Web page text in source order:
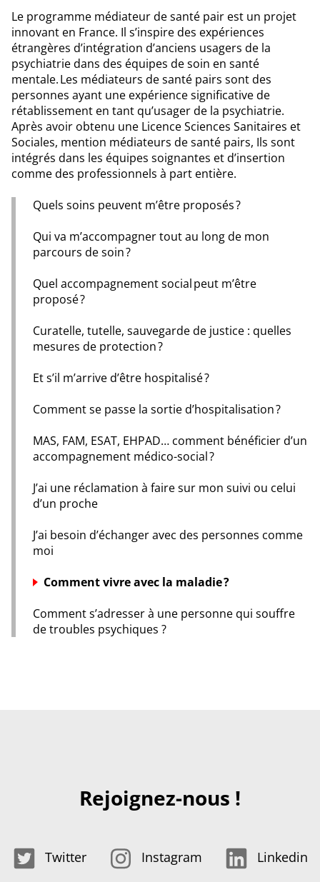
Le programme médiateur de santé pair est un projet
innovant en France. Il s’inspire des expériences
étrangères d’intégration d’anciens usagers de la
psychiatrie dans des équipes de soin en santé
mentale. Les médiateurs de santé pairs sont des
personnes ayant une expérience significative de
rétablissement en tant qu’usager de la psychiatrie.
Après avoir obtenu une Licence Sciences Sanitaires et
Sociales, mention médiateurs de santé pairs, Ils sont
intégrés dans les équipes soignantes et d’insertion
comme des professionnels à part entière.
Quels soins peuvent m’être proposés ?
Qui va m’accompagner tout au long de mon
parcours de soin ?
Quel accompagnement social peut m’être
proposé ?
Curatelle, tutelle, sauvegarde de justice : quelles
mesures de protection ?
Et s’il m’arrive d’être hospitalisé ?
Comment se passe la sortie d’hospitalisation ?
MAS, FAM, ESAT, EHPAD… comment bénéficier d’un
accompagnement médico-social ?
J’ai une réclamation à faire sur mon suivi ou celui
d’un proche
J’ai besoin d’échanger avec des personnes comme
moi
Comment vivre avec la maladie ?
Comment s’adresser à une personne qui souffre
de troubles psychiques ?
Rejoignez-nous !
Twitter Instagram Linkedin